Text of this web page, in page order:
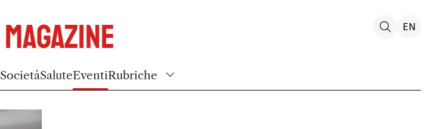
Magazine
SocietàSaluteEventiRubriche
EN